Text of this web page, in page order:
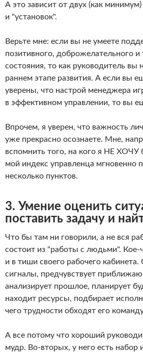
А это зависит от двух (как
и "установок".
Верьте мне: если вы не умеете
позитивного, доброжелательного и
состояния, то как руководитель вы
раннем этапе развития. А если вы
уверены, что настрой менеджера
в эффективном управлении, то вы
Впрочем, я уверен, что важность
уже прекрасно осознаете. Мне,
вспомнить того, на кого я НЕ ХОЧУ
мой индекс управленца мгновенно
несколько пунктов.
3. Умение оценить
поставить задачу и
Что бы там ни говорили, а не вся
состоит из "работы с людьми". Кое-
и в тиши своего рабочего
сигналы, предчувствует
анализирует прошлое, планирует
находит ресурсы, подбирает
чего трудности обходят его
А все потому что хороший
мудр. Во-вторых, у него есть набор